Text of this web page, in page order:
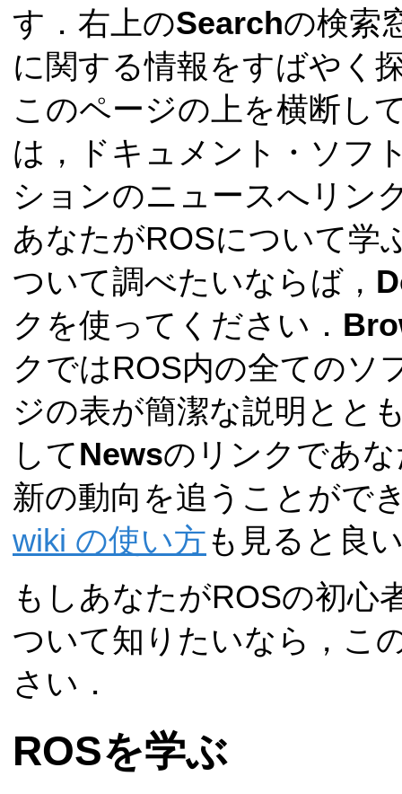
す．右上のSearchの検索
に関する情報をすばやく
このページの上を横断し
は，ドキュメント・ソフ
ションのニュースへリン
あなたがROSについて学
ついて調べたいならば，
クを使ってください．
クではROS内の全てのソ
ジの表が簡潔な説明とと
してNewsのリンクであ
新の動向を追うことがで
wiki の使い方も見ると良
もしあなたがROSの初心
ついて知りたいなら，こ
さい．
ROSを学ぶ